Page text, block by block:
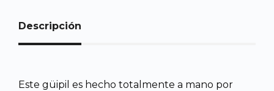
Descripción
Este güipil es hecho totalmente a mano por